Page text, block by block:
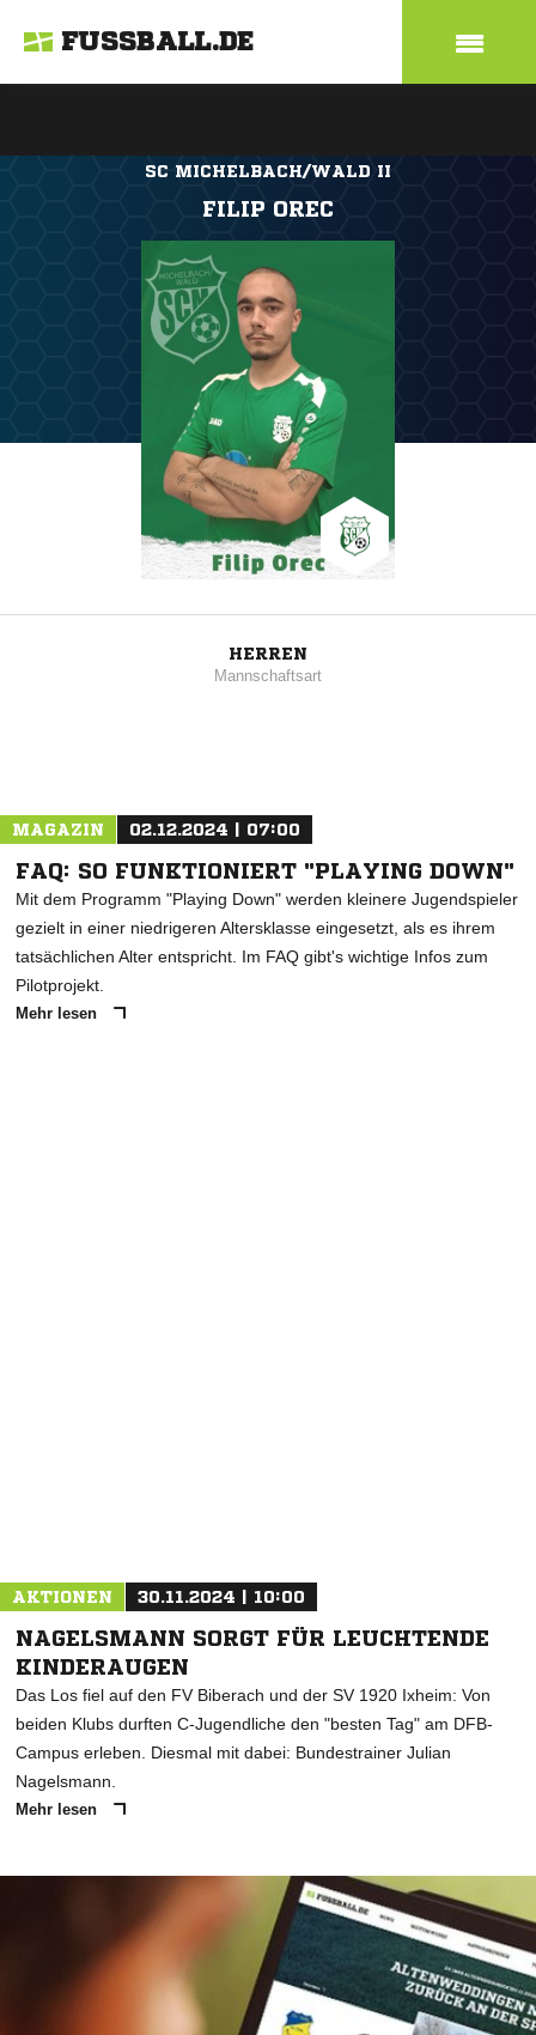
FUSSBALL.DE
SC MICHELBACH/WALD II
FILIP OREC
HERREN
Mannschaftsart
MAGAZIN 02.12.2024 | 07:00
FAQ: SO FUNKTIONIERT "PLAYING DOWN"
Mit dem Programm "Playing Down" werden kleinere Jugendspieler
gezielt in einer niedrigeren Altersklasse eingesetzt, als es ihrem
tatsächlichen Alter entspricht. Im FAQ gibt's wichtige Infos zum
Pilotprojekt.
Mehr lesen
AKTIONEN 30.11.2024 | 10:00
NAGELSMANN SORGT FÜR LEUCHTENDE
KINDERAUGEN
Das Los fiel auf den FV Biberach und der SV 1920 Ixheim: Von
beiden Klubs durften C-Jugendliche den "besten Tag" am DFB-
Campus erleben. Diesmal mit dabei: Bundestrainer Julian
Nagelsmann.
Mehr lesen